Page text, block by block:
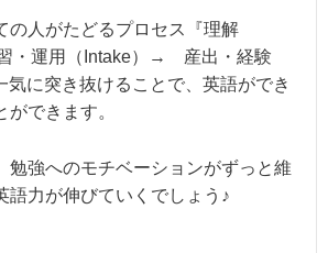
の人がたどるプロセス『理解
・運用（Intake）→ 産出・経験
気に突き抜けることで、英語ができ
ができます。
勉強へのモチベーションがずっと維
語力が伸びていくでしょう♪